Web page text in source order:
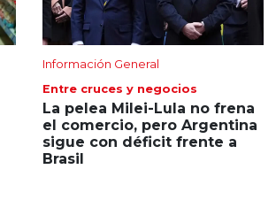
Información General
Entre cruces y negocios
La pelea Milei-Lula no frena
el comercio, pero Argentina
sigue con déficit frente a
Brasil